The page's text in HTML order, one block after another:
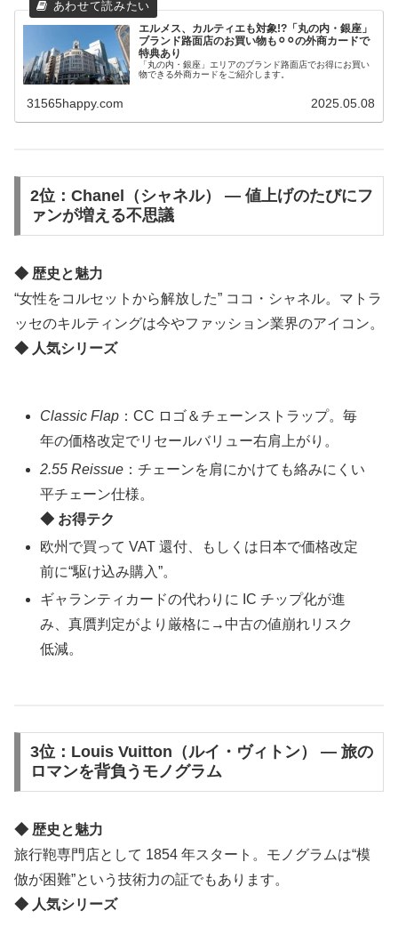
エルメス、カルティエも対象!?「丸の内・銀座」
ブランド路面店のお買い物も⚪︎⚪︎の外商カードで
特典あり
「丸の内・銀座」エリアのブランド路面店でお得にお買い
物できる外商カードをご紹介します。
31565happy.com 2025.05.08
2位：Chanel（シャネル） ― 値上げのたびにフ
ァンが増える不思議
◆ 歴史と魅力
“女性をコルセットから解放した” ココ・シャネル。マトラ
ッセのキルティングは今やファッション業界のアイコン。
◆ 人気シリーズ
Classic Flap ：CC ロゴ＆チェーンストラップ。毎
年の価格改定でリセールバリュー右肩上がり。
2.55 Reissue ：チェーンを肩にかけても絡みにくい
平チェーン仕様。
◆ お得テク
欧州で買って VAT 還付、もしくは日本で価格改定
前に“駆け込み購入”。
ギャランティカードの代わりに IC チップ化が進
み、真贋判定がより厳格に→中古の値崩れリスク
低減。
3位：Louis Vuitton（ルイ・ヴィトン） ― 旅の
ロマンを背負うモノグラム
◆ 歴史と魅力
旅行鞄専門店として 1854 年スタート。モノグラムは“模
倣が困難”という技術力の証でもあります。
◆ 人気シリーズ